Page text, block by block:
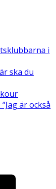
i
ska du
är också